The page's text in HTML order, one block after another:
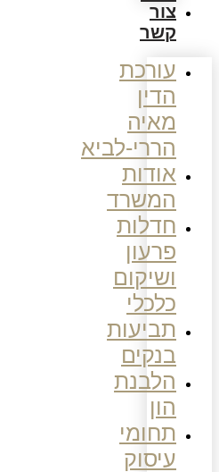
צור
קשר
עורכת
הדין
מאיה
הררי-לביא
אודות
המשרד
חדלות
פרעון
ושיקום
כלכלי
תביעות
בנקים
הלבנת
הון
תחומי
עיסוק